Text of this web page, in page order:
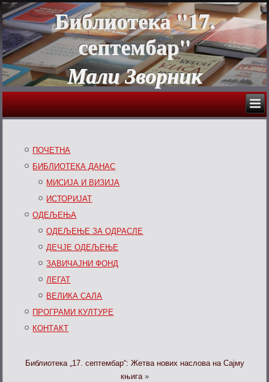
Библиотека "17.
септембар"
Мали Зворник
ПОЧЕТНА
БИБЛИОТЕКА ДАНАС
МИСИЈА И ВИЗИЈА
ИСТОРИЈАТ
ОДЕЉЕЊА
ОДЕЉЕЊЕ ЗА ОДРАСЛЕ
ДЕЧЈЕ ОДЕЉЕЊЕ
ЗАВИЧАЈНИ ФОНД
ЛЕГАТ
ВЕЛИКА САЛА
ПРОГРАМИ КУЛТУРЕ
КОНТАКТ
Библиотека „17. септембар“: Жетва нових наслова на Сајму
књига»